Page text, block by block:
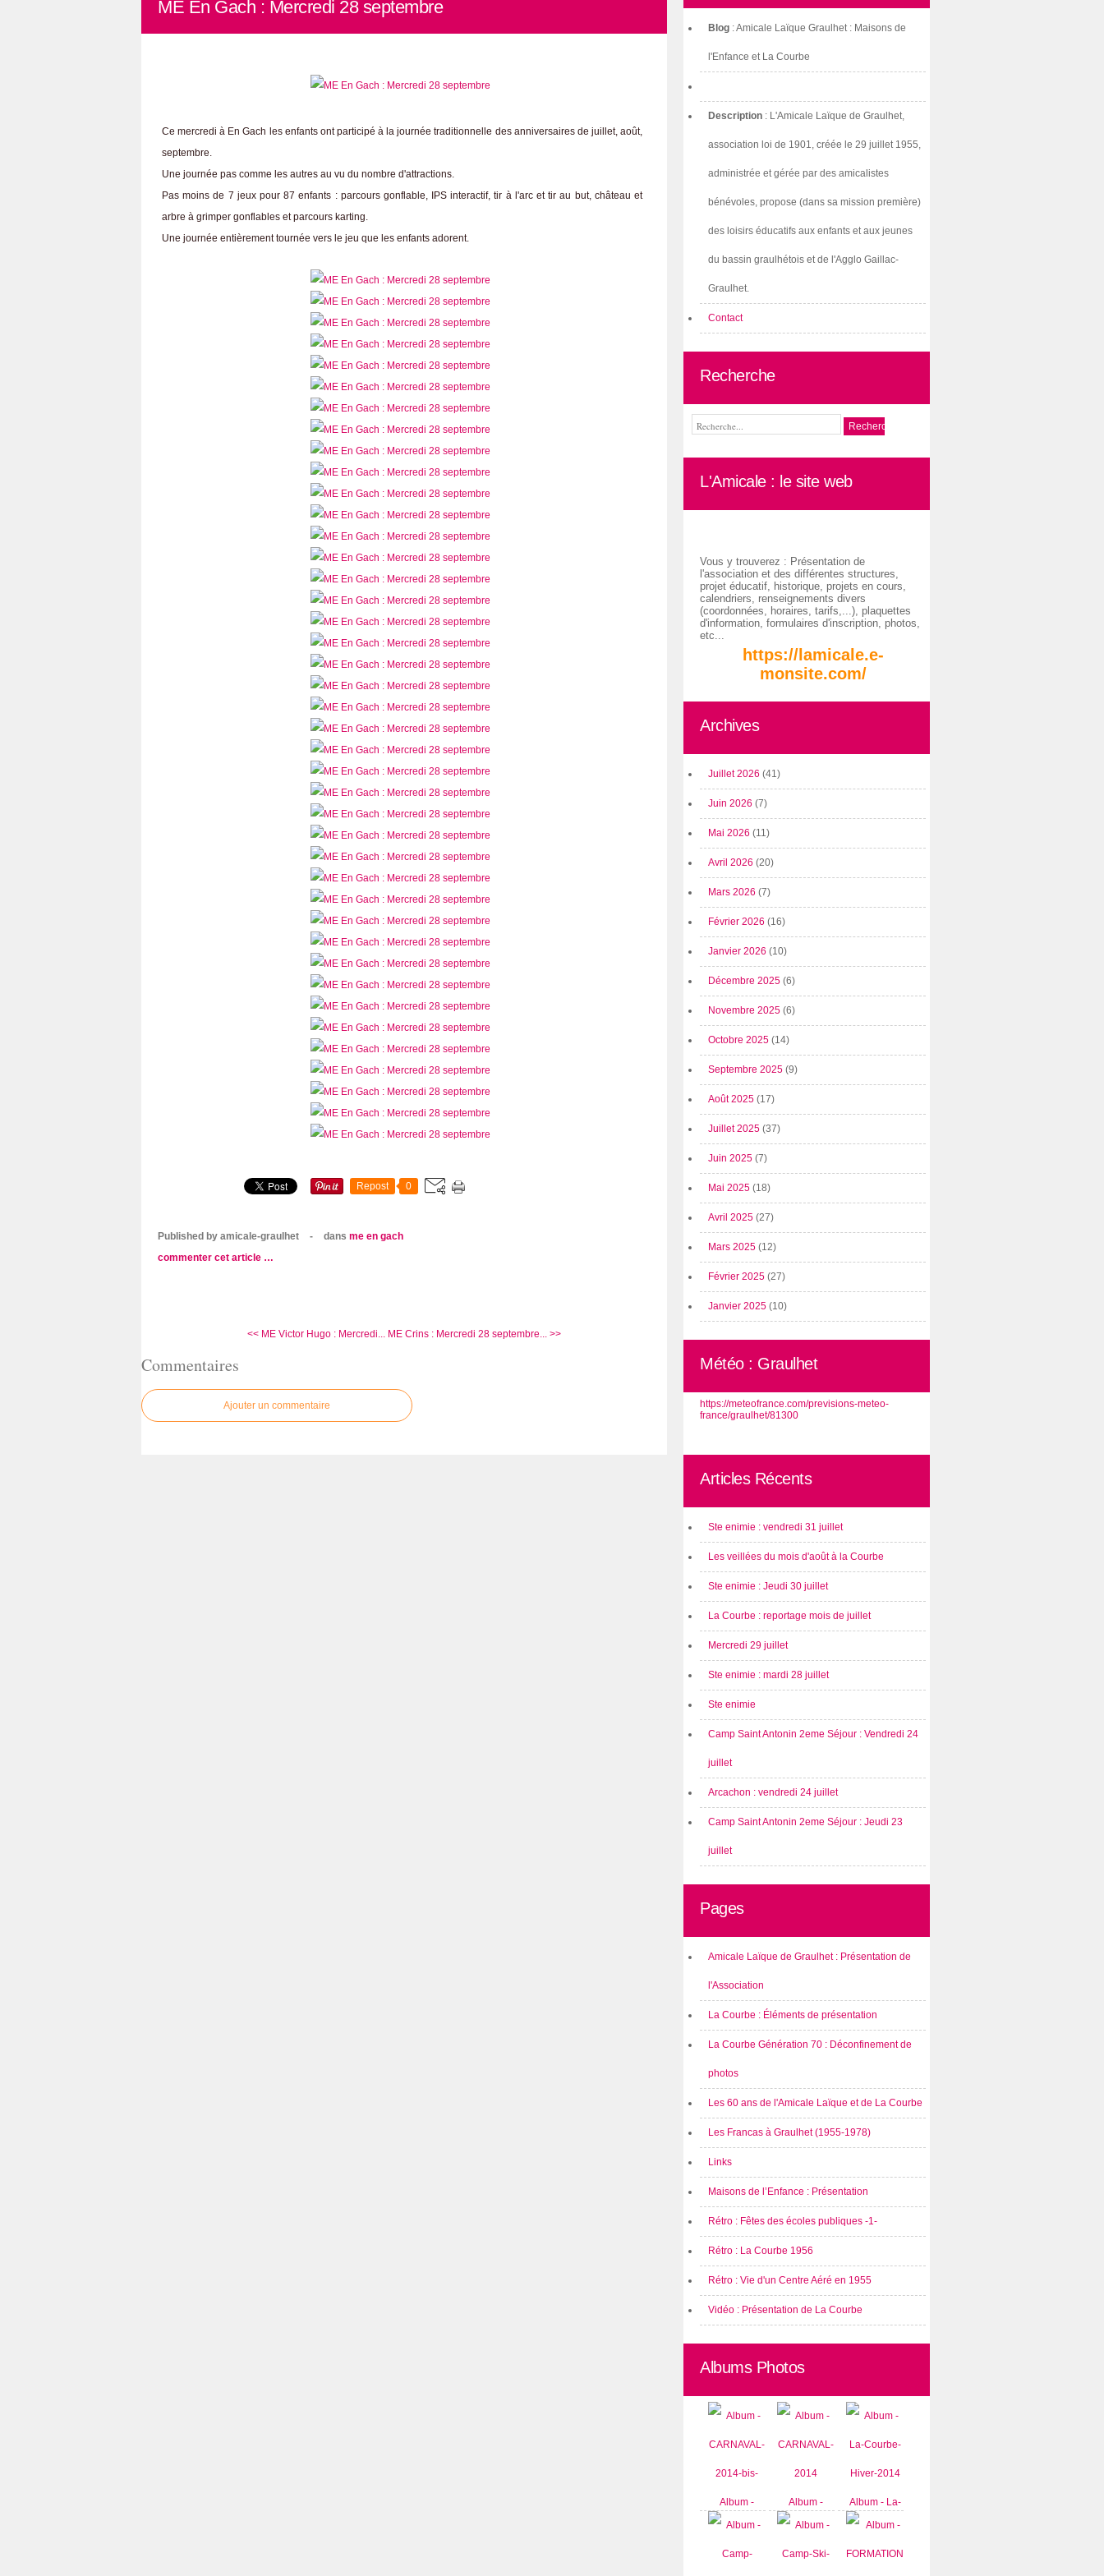
ME En Gach : Mercredi 28 septembre
Ce mercredi à En Gach les enfants ont participé à la journée traditionnelle des anniversaires de juillet, août,
septembre.
Une journée pas comme les autres au vu du nombre d'attractions.
Pas moins de 7 jeux pour 87 enfants : parcours gonflable, IPS interactif, tir à l'arc et tir au but, château et
arbre à grimper gonflables et parcours karting.
Une journée entièrement tournée vers le jeu que les enfants adorent.
Repost 0
Published by amicale-graulhet - dans me en gach
commenter cet article …
<< ME Victor Hugo : Mercredi... ME Crins : Mercredi 28 septembre... >>
Commentaires
Ajouter un commentaire
Blog : Amicale Laïque Graulhet : Maisons de
l'Enfance et La Courbe
Description : L'Amicale Laïque de Graulhet,
association loi de 1901, créée le 29 juillet 1955,
administrée et gérée par des amicalistes
bénévoles, propose (dans sa mission première)
des loisirs éducatifs aux enfants et aux jeunes
du bassin graulhétois et de l'Agglo Gaillac-
Graulhet.
Contact
Recherche
L'Amicale : le site web
Vous y trouverez : Présentation de
l'association et des différentes structures,
projet éducatif, historique, projets en cours,
calendriers, renseignements divers
(coordonnées, horaires, tarifs,...), plaquettes
d'information, formulaires d'inscription, photos,
etc...
https://lamicale.e-
monsite.com/
Archives
Juillet 2026 (41)
Juin 2026 (7)
Mai 2026 (11)
Avril 2026 (20)
Mars 2026 (7)
Février 2026 (16)
Janvier 2026 (10)
Décembre 2025 (6)
Novembre 2025 (6)
Octobre 2025 (14)
Septembre 2025 (9)
Août 2025 (17)
Juillet 2025 (37)
Juin 2025 (7)
Mai 2025 (18)
Avril 2025 (27)
Mars 2025 (12)
Février 2025 (27)
Janvier 2025 (10)
Météo : Graulhet
https://meteofrance.com/previsions-meteo-
france/graulhet/81300
Articles Récents
Ste enimie : vendredi 31 juillet
Les veillées du mois d'août à la Courbe
Ste enimie : Jeudi 30 juillet
La Courbe : reportage mois de juillet
Mercredi 29 juillet
Ste enimie : mardi 28 juillet
Ste enimie
Camp Saint Antonin 2eme Séjour : Vendredi 24
juillet
Arcachon : vendredi 24 juillet
Camp Saint Antonin 2eme Séjour : Jeudi 23
juillet
Pages
Amicale Laïque de Graulhet : Présentation de
l'Association
La Courbe : Éléments de présentation
La Courbe Génération 70 : Déconfinement de
photos
Les 60 ans de l'Amicale Laïque et de La Courbe
Les Francas à Graulhet (1955-1978)
Links
Maisons de l’Enfance : Présentation
Rétro : Fêtes des écoles publiques -1-
Rétro : La Courbe 1956
Rétro : Vie d'un Centre Aéré en 1955
Vidéo : Présentation de La Courbe
Albums Photos
Album -
CARNAVAL-
2014-bis-
Album -
CARNAVAL-
2014
Album - La-
Courbe-
Hiver-2014